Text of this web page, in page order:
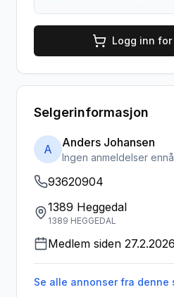
Logg inn
Selgerinformasjon
A Anders Johansen
Ingen anmeldelser ennå
93620904
1389 Heggedal
1389 HEGGEDAL
Medlem siden 27.2.2026
Se alle annonser fra denne